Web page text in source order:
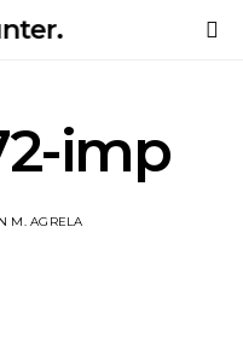
imp
M. AGRELA